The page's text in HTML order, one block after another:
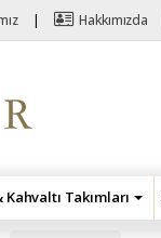
Hakkımızda
Kahvaltı Takımları